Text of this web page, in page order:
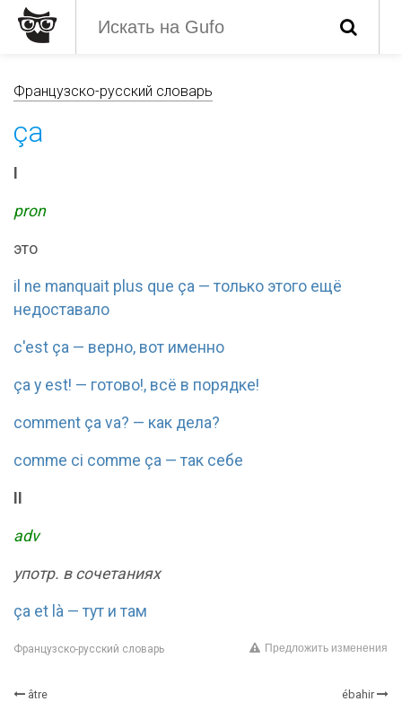
Французско-русский словарь
ça
pron
это
il ne manquait plus que ça — только этого ещё
недоставало
c'est ça — верно, вот именно
ça y est! — готово!, всё в порядке!
comment ça va? — как дела?
comme ci comme ça — так себе
adv
употр. в сочетаниях
ça et là — тут и там
Французско-русский словарь Предложить изменения
âtre ébahir